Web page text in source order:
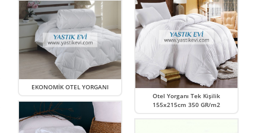
EKONOMİK OTEL YORGANI
Otel Yorganı Tek Kişilik
155x215cm 350 GR/m2